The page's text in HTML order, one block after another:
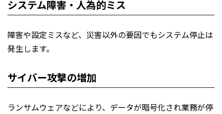
システム障害・人為的ミス
障害や設定ミスなど、災害以外の要因でもシステム停止は
発生します。
サイバー攻撃の増加
ランサムウェアなどにより、データが暗号化され業務が停